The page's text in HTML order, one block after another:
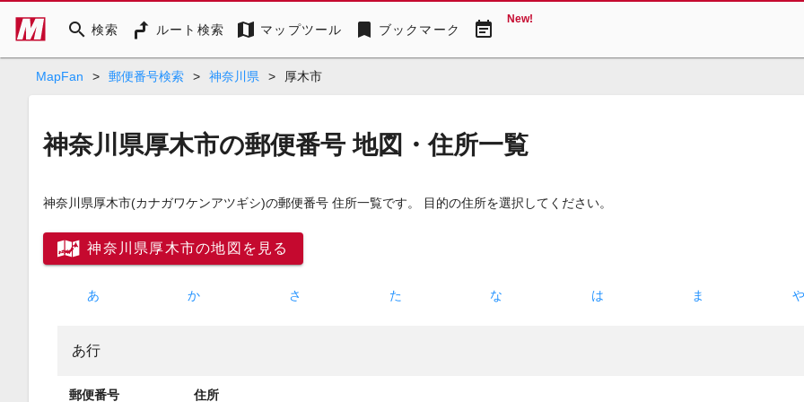
search 検索 ルート検索 map マップツール bookmark ブックマーク event_note New!
MapFan > 郵便番号検索 > 神奈川県 > 厚木市
神奈川県厚木市の郵便番号 地図・住所一覧
神奈川県厚木市(カナガワケンアツギシ)の郵便番号 住所一覧です。 目的の住所を選択してください。
神奈川県厚木市の地図を見る
あ か さ た な は ま や
あ行
郵便番号 住所